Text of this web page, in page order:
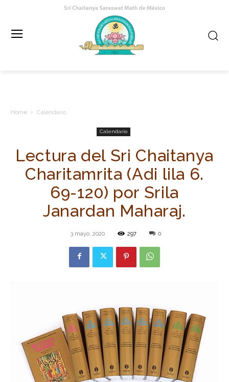
Home Calendario
Calendario
Lectura del Sri Chaitanya
Charitamrita (Adi lila 6.
69-120) por Srila
Janardan Maharaj.
3 mayo, 2020 297 0